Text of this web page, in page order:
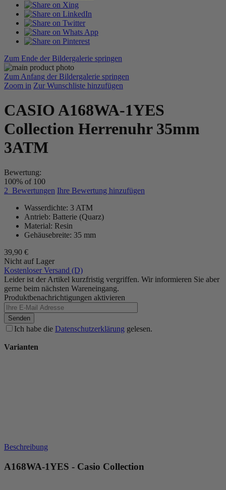
Zum Ende der Bildergalerie springen
Zum Anfang der Bildergalerie springen
Zoom in Zur Wunschliste hinzufügen
CASIO A168WA-1YES
Collection Herrenuhr 35mm
3ATM
Bewertung:
100% of 100
2 Bewertungen Ihre Bewertung hinzufügen
Wasserdichte: 3 ATM
Antrieb: Batterie (Quarz)
Material: Resin
Gehäusebreite: 35 mm
39,90 €
Nicht auf Lager
Kostenloser Versand (D)
Leider ist der Artikel kurzfristig vergriffen. Wir informieren Sie aber
gerne beim nächsten Wareneingang.
Produktbenachrichtigungen aktivieren
Senden
Ich habe die Datenschutzerklärung gelesen.
Varianten
Beschreibung
A168WA-1YES - Casio Collection